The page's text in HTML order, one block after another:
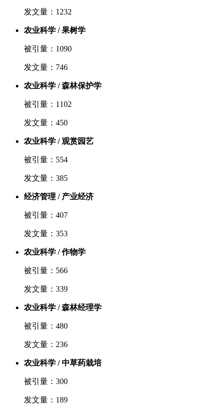
发文量：1232
农业科学 / 果树学
被引量：1090
发文量：746
农业科学 / 森林保护学
被引量：1102
发文量：450
农业科学 / 观赏园艺
被引量：554
发文量：385
经济管理 / 产业经济
被引量：407
发文量：353
农业科学 / 作物学
被引量：566
发文量：339
农业科学 / 森林经理学
被引量：480
发文量：236
农业科学 / 中草药栽培
被引量：300
发文量：189